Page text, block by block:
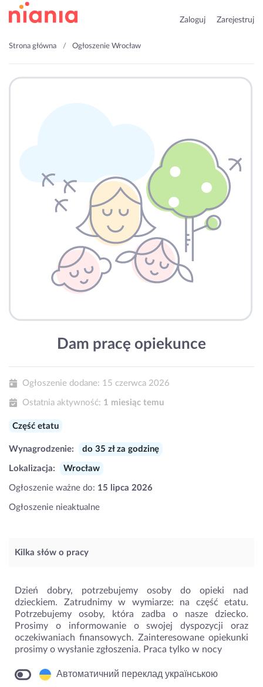
Zaloguj Zarejestruj
Strona główna Ogłoszenie Wrocław
Dam pracę opiekunce
Ogłoszenie dodane: 15 czerwca 2026
Ostatnia aktywność: 1 miesiąc temu
Część etatu
Wynagrodzenie: do 35 zł za godzinę
Lokalizacja: Wrocław
Ogłoszenie ważne do: 15 lipca 2026
Ogłoszenie nieaktualne
Kilka słów o pracy
Dzień dobry, potrzebujemy osoby do opieki nad
dzieckiem. Zatrudnimy w wymiarze: na część etatu.
Potrzebujemy osoby, która zadba o nasze dziecko.
Prosimy o informowanie o swojej dyspozycji oraz
oczekiwaniach finansowych. Zainteresowane opiekunki
prosimy o wysłanie zgłoszenia. Praca tylko w nocy
Автоматичний переклад українською